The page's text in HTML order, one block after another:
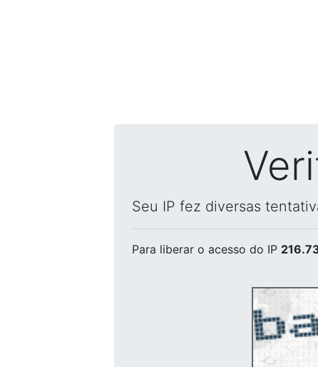
Seu IP fez diversas
Para liberar o acesso do IP